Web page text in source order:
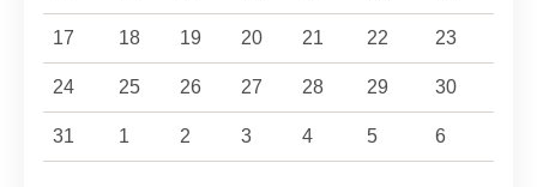
17 18 19 20 21 22 23
24 25 26 27 28 29 30
31 1 2 3 4 5 6